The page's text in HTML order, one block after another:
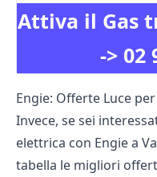
Attiva il Gas
-> 02
Engie: Offerte Luce
Invece, se sei
elettrica con Engie a
tabella le migliori